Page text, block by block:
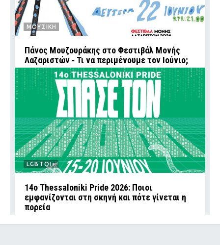
ΜΟΥΣΙΚΗ
Πάνος Μουζουράκης στο Φεστιβάλ Μονής
Λαζαριστών ‑ Τι να περιμένουμε τον Ιούνιο;
LGBTQI+
14ο Thessaloniki Pride 2026: Ποιοι
εμφανίζονται στη σκηνή και πότε γίνεται η
πορεία